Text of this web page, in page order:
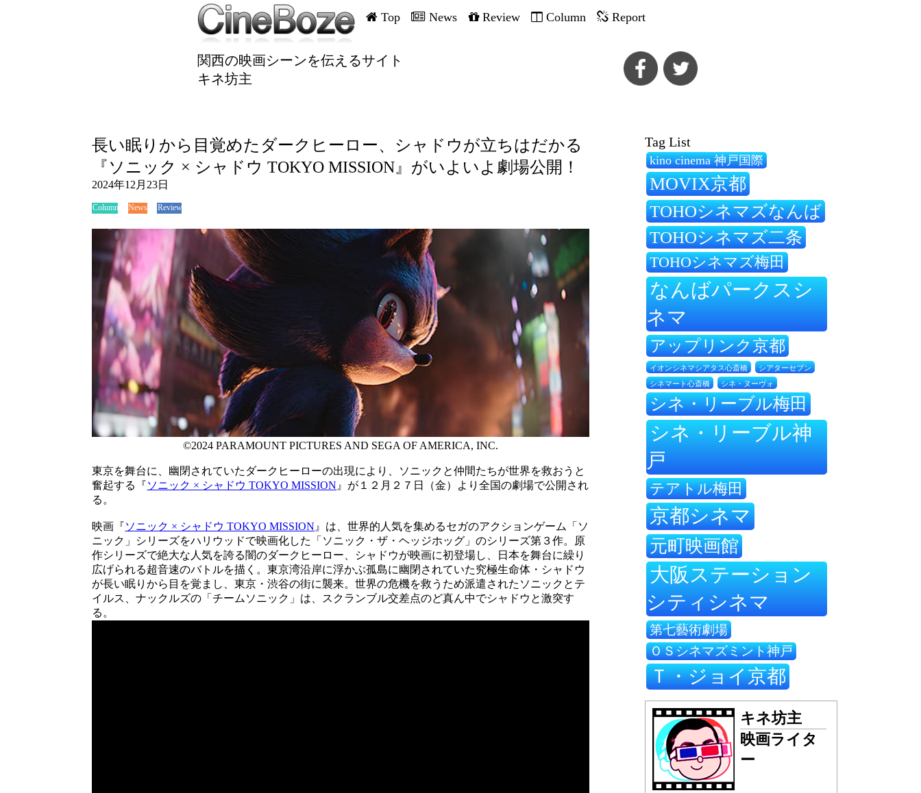
Top News Review Column Report
関西の映画シーンを伝えるサイト
キネ坊主
長い眠りから目覚めたダークヒーロー、シャドウが立ちはだかる
『ソニック × シャドウ TOKYO MISSION』がいよいよ劇場公開！
2024年12月23日
Column News Review
©2024 PARAMOUNT PICTURES AND SEGA OF AMERICA, INC.
東京を舞台に、幽閉されていたダークヒーローの出現により、ソニックと仲間たちが世界を救おうと
奮起する『ソニック × シャドウ TOKYO MISSION 』が１２月２７日（金）より全国の劇場で公開され
る。
映画『ソニック × シャドウ TOKYO MISSION 』は、世界的人気を集めるセガのアクションゲーム「ソ
ニック」シリーズをハリウッドで映画化した「ソニック・ザ・ヘッジホッグ」のシリーズ第３作。原
作シリーズで絶大な人気を誇る闇のダークヒーロー、シャドウが映画に初登場し、日本を舞台に繰り
広げられる超音速のバトルを描く。東京湾沿岸に浮かぶ孤島に幽閉されていた究極生命体・シャドウ
が長い眠りから目を覚まし、東京・渋谷の街に襲来。世界の危機を救うため派遣されたソニックとテ
イルス、ナックルズの「チームソニック」は、スクランブル交差点のど真ん中でシャドウと激突す
る。
Tag List
kino cinema 神戸国際
MOVIX京都
TOHOシネマズなんば
TOHOシネマズ二条
TOHOシネマズ梅田
なんばパークスシ
ネマ
アップリンク京都
イオンシネマシアタス心斎橋 シアターセブン
シネマート心斎橋 シネ・ヌーヴォ
シネ・リーブル梅田
シネ・リーブル神
戸
テアトル梅田
京都シネマ
元町映画館
大阪ステーション
シティシネマ
第七藝術劇場
ＯＳシネマズミント神戸
Ｔ・ジョイ京都
キネ坊主
映画ライタ
ー